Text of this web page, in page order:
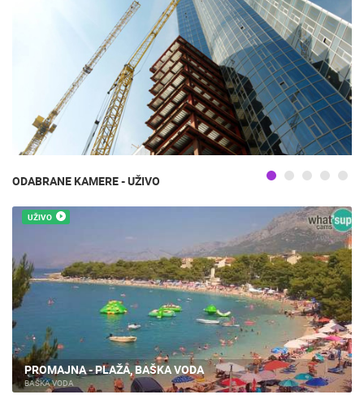
ODABRANE KAMERE - UŽIVO
UŽIVO
PROMAJNA - PLAŽA, BAŠKA VODA
BAŠKA VODA